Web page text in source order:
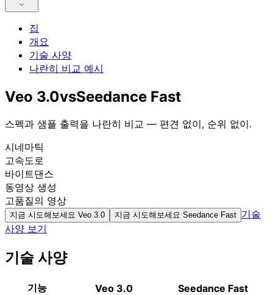
집
개요
기술 사양
나란히 비교 예시
Veo 3.0vsSeedance Fast
스펙과 샘플 출력을 나란히 비교 — 편견 없이, 순위 없이.
시네마틱
고속도로
바이트댄스
동영상 생성
고품질의 영상
지금 시도해보세요 Veo 3.0 지금 시도해보세요 Seedance Fast 기술
사양 보기
기술 사양
기능 Veo 3.0
Seedance Fast